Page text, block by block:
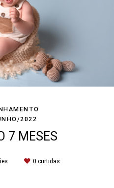
2022
7 MESES
0 curtidas